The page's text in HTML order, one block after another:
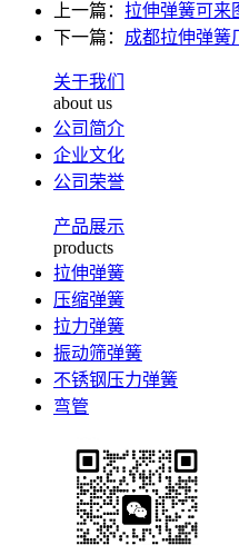
上一篇： 拉伸弹簧可来
下一篇： 成都拉伸弹簧
关于我们
about us
公司简介
企业文化
公司荣誉
产品展示
products
拉伸弹簧
压缩弹簧
拉力弹簧
振动筛弹簧
不锈钢压力弹簧
弯管